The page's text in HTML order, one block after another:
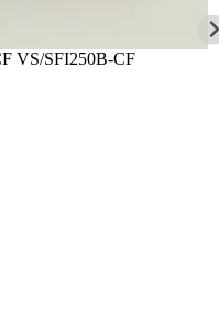
VS/SFI250B-CF